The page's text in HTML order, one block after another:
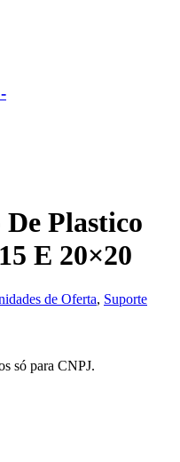
Plastico
E 20×20
de Oferta, Suporte
só para CNPJ.